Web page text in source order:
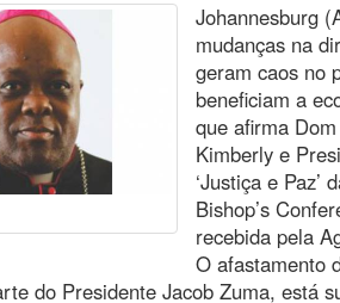
Johannesburg
mudanças na
geram caos no
beneficiam a
que afirma
Kimberly e
‘Justiça e Paz’
Bishop’s
recebida pela
O afastamento
do Presidente Jacob Zuma, está